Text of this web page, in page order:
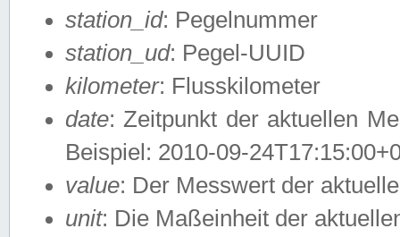
station_id: Pegelnummer
station_ud: Pegel-UUID
kilometer: Flusskilometer
date: Zeitpunkt der aktuellen
Beispiel: 2010-09-
value: Der Messwert der
unit: Die Maßeinheit der